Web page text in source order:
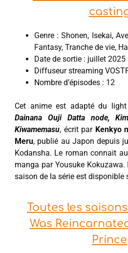
Genre : Shonen, Isekai,
Fantasy, Tranche de vie,
Date de sortie : juillet 2025
Diffuseur streaming
Nombre d’épisodes : 12
Cet anime est adapté du light
Dainana Ouji Datta node,
Kiwamemasu, écrit par Kenkyo
Meru, publié au Japon depuis
Kodansha. Le roman connait
manga par Yousuke Kokuzawa.
saison de la série est disponible
Toutes les
Was
Prince